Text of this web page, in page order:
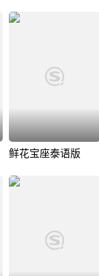
鲜花宝座泰语版